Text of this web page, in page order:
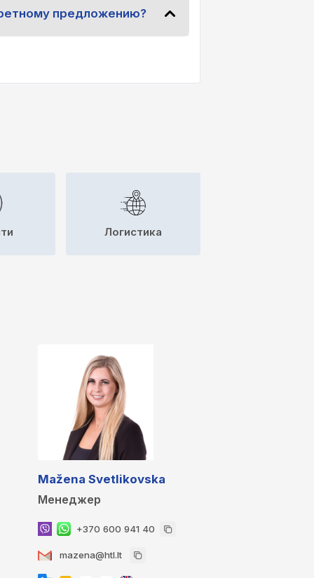
предложению?
Логистика
Mažena Svetlikovska
Менеджер
+370 600 941 40
mazena@htl.lt